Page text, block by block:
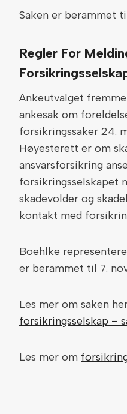
Saken er berammet
Regler For
Ankeutvalget
ankesak om
forsikringssaker 24.
Høyesterett er om
ansvarsforsikring
forsikringsselskapet
skadevolder og
kontakt med
Boehlke
er berammet til 7.
Les mer om saken
forsikringsselskap –
Les mer om